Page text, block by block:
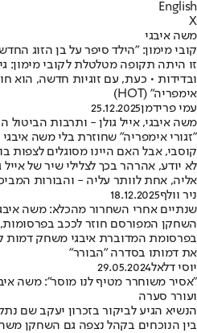
English
X
משה איבגי
קובי מימון: "הילד סיפר על בן הזוג
ובדידות • כעת, עם זוגיות חדשה, הוא
אימפריה" (HOT)
עמי פרידמן25.12.2025
משה איבגי, אייל גולן - ותרבות הביטול
"זגורי אימפריה" שחוזרת בלי משה
קוסבי, אבל האם היינו מסוגלים לצפות
לא יודע, אהרהר בכך לצלילי שיר של
אליה, אחת לוותר עליה - והבורות
ניר וולף18.12.2025
שנתיים אחרי השחרור מהכלא: משה
השחקן המפורסם חוזר לככב
בפרסומת המדוברת איבגי משחק דמות
את דמותו בסדרה "הבורר"
יוסי דלאל29.05.2024
"אסיר משוחרר מטיף לנו מוסר": משה
ועורר סערה
הנשיא הגיע לביקור בזכרון יעקב שם
בין הנוכחים בקהל נצפה גם השחקן